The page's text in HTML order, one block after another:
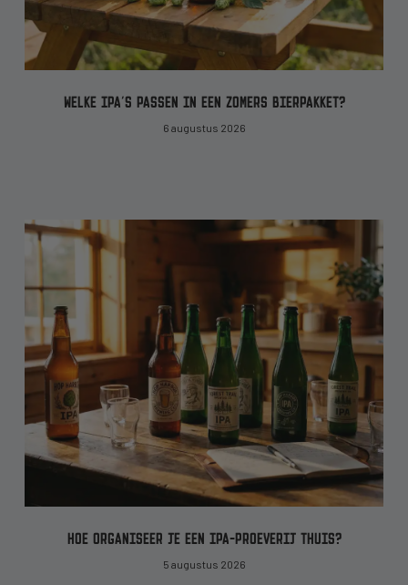
WELKE IPA’S PASSEN IN EEN ZOMERS BIERPAKKET?
6 augustus 2026
HOE ORGANISEER JE EEN IPA-PROEVERIJ THUIS?
5 augustus 2026